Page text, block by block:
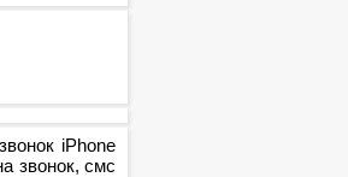
iPhone
звонок, смс